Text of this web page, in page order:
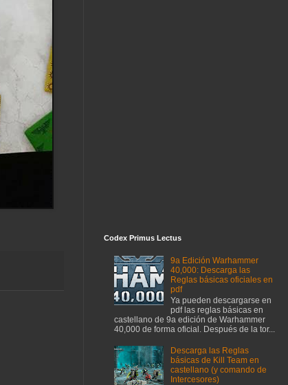
Codex Primus Lectus
9a Edición Warhammer
40,000: Descarga las
Reglas básicas oficiales en
pdf
Ya pueden descargarse en
pdf las reglas básicas en
castellano de 9a edición de Warhammer
40,000 de forma oficial. Después de la tor...
Descarga las Reglas
básicas de Kill Team en
castellano (y comando de
Intercesores)